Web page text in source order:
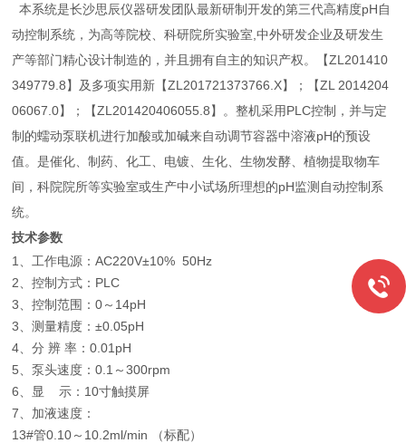
本系统是长沙思辰仪器研发团队最新研制开发的第三代高精度pH自
动控制系统，为高等院校、科研院所实验室,中外研发企业及研发生
产等部门精心设计制造的，并且拥有自主的知识产权。【ZL201410
349779.8】及多项实用新【ZL201721373766.X】；【ZL 2014204
06067.0】；【ZL201420406055.8】。整机采用PLC控制，并与定
制的蠕动泵联机进行加酸或加碱来自动调节容器中溶液pH的预设
值。是催化、制药、化工、电镀、生化、生物发酵、植物提取物车
间，科院院所等实验室或生产中小试场所理想的pH监测自动控制系
统。
技术参数
1、工作电源：AC220V±10% 50Hz
2、控制方式：PLC
3、控制范围：0～14pH
3、测量精度：±0.05pH
4、分 辨 率：0.01pH
5、泵头速度：0.1～300rpm
6、显 示：10寸触摸屏
7、加液速度：
13#管0.10～10.2ml/min （标配）